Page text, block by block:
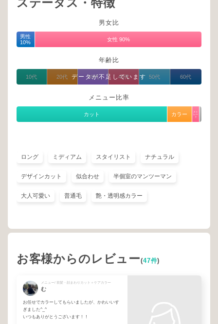
ステータス・特徴
男女比
男性
10%
女性 90%
年齢比
データが不足しています
10代 20代 30代 40代 50代 60代
メニュー比率
カット カラー
スト
レー
ト
ロング ミディアム スタイリスト ナチュラル
デザインカット 似合わせ 半個室のマンツーマン
大人可愛い 普通毛 艶・透明感カラー
お客様からのレビュー(47件)
メニュー/ 前髪・顔まわりカット＋ケアカラー
む
お任せでカラーしてもらいましたが、かわいいす
ぎました^_^
いつもありがとうございます！！